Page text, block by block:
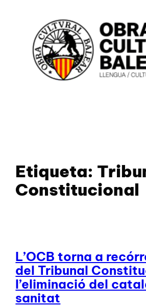
Etiqueta:
Constitucional
L’OCB torna a
del Tribunal
l’eliminació del
sanitat